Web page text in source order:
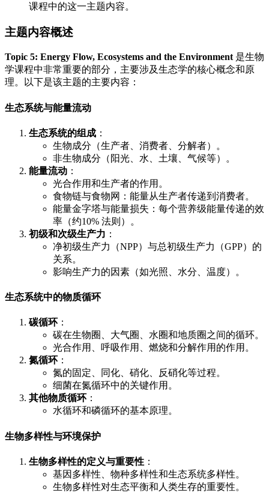
课程中的这一主题内容。
主题内容概述
Topic 5: Energy Flow, Ecosystems and the Environment 是生物
学课程中非常重要的部分，主要涉及生态学的核心概念和原
理。以下是该主题的主要内容：
生态系统与能量流动
生态系统的组成 ：
生物成分（生产者、消费者、分解者）。
非生物成分（阳光、水、土壤、气候等）。
能量流动 ：
光合作用和生产者的作用。
食物链与食物网：能量从生产者传递到消费者。
能量金字塔与能量损失：每个营养级能量传递的效
率（约10% 法则）。
初级和次级生产力 ：
净初级生产力（NPP）与总初级生产力（GPP）的
关系。
影响生产力的因素（如光照、水分、温度）。
生态系统中的物质循环
碳循环 ：
碳在生物圈、大气圈、水圈和地质圈之间的循环。
光合作用、呼吸作用、燃烧和分解作用的作用。
氮循环 ：
氮的固定、同化、硝化、反硝化等过程。
细菌在氮循环中的关键作用。
其他物质循环 ：
水循环和磷循环的基本原理。
生物多样性与环境保护
生物多样性的定义与重要性 ：
基因多样性、物种多样性和生态系统多样性。
生物多样性对生态平衡和人类生存的重要性。